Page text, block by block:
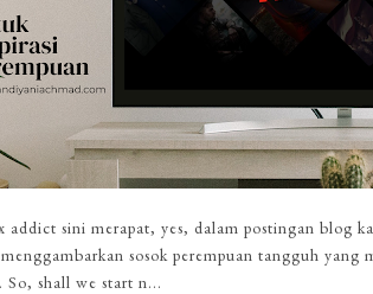
sini merapat, yes, dalam postingan blog
sosok perempuan tangguh
So, shall we start n...